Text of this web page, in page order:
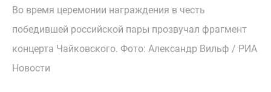
Во время церемонии награждения в честь
победившей российской пары прозвучал фрагмент
концерта Чайковского. Фото: Александр Вильф / РИА
Новости